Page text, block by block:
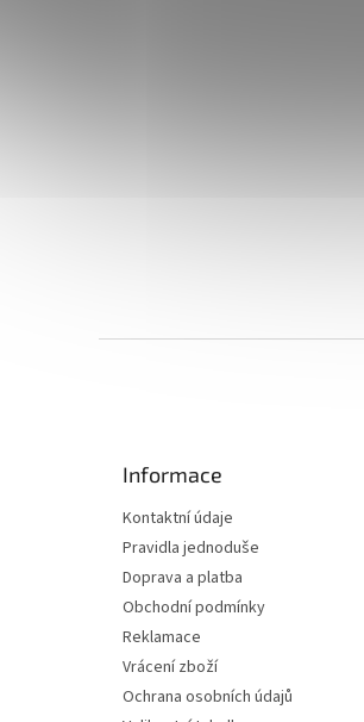
Informace
Kontaktní údaje
Pravidla jednoduše
Doprava a platba
Obchodní podmínky
Reklamace
Vrácení zboží
Ochrana osobních údajů